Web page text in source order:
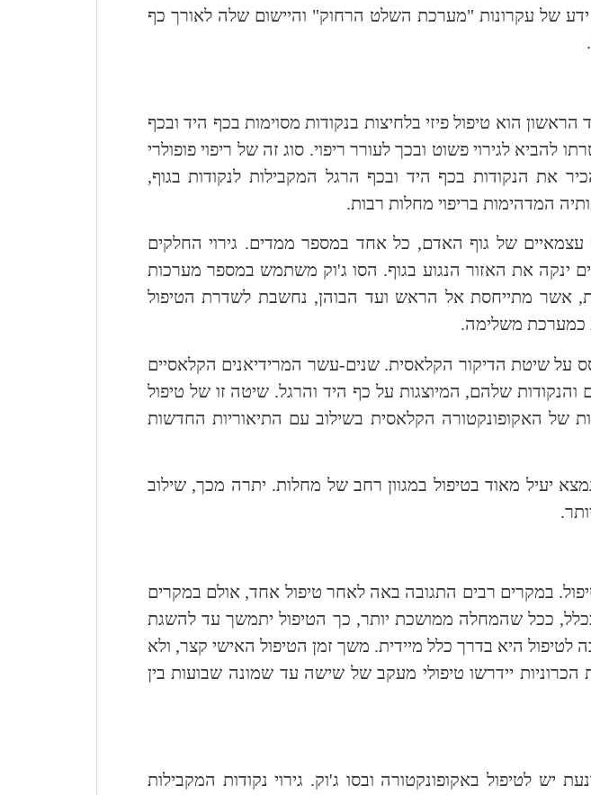
ידע של עקרונות "מערכת השלט הרחוק" והיישום שלה לאורך כף
הוא טיפול פיזי בלחיצות בנקודות מסוימות בכף היד ובכף
להביא לגירוי פשוט ובכך לעורר ריפוי. סוג זה של ריפוי פופולרי
את הנקודות בכף היד ובכף הרגל המקבילות לנקודות בגוף,
המדהימות בריפוי מחלות רבות.
עצמאיים של גוף האדם, כל אחד במספר ממדים. גירוי החלקים
ינקה את האזור הנגוע בגוף. הסו ג'וק משתמש במספר מערכות
אשר מתייחסת אל הראש ועד הבוהן, נחשבת לשדרת הטיפול
כמערכת משלימה.
על שיטת הדיקור הקלאסית. שנים-עשר המרידיאנים הקלאסיים
והנקודות שלהם, המיוצגות על כף היד והרגל. שיטה זו של טיפול
של האקופונקטורה הקלאסית בשילוב עם התיאוריות החדשות
יעיל מאוד בטיפול במגוון רחב של מחלות. יתרה מכך, שילוב
במקרים רבים התגובה באה לאחר טיפול אחד, אולם במקרים
ככל שהמחלה ממושכת יותר, כך הטיפול יתמשך עד להשגת
לטיפול היא בדרך כלל מיידית. משך זמן הטיפול האישי קצר, ולא
הכרוניות יידרשו טיפולי מעקב של שישה עד שמונה שבועות בין
יש לטיפול באקופונקטורה ובסו ג'וק. גירוי נקודות המקבילות